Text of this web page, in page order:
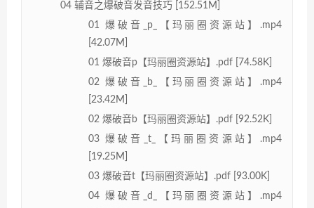
04 辅音之爆破音发音技巧 [152.51M]
01 爆破音_p_【玛丽圈资源站】.mp4
[42.07M]
01 爆破音p【玛丽圈资源站】.pdf [74.58K]
02 爆破音_b_【玛丽圈资源站】.mp4
[23.42M]
02 爆破音b【玛丽圈资源站】.pdf [92.52K]
03 爆破音_t_【玛丽圈资源站】.mp4
[19.25M]
03 爆破音t【玛丽圈资源站】.pdf [93.00K]
04 爆破音_d_【玛丽圈资源站】.mp4